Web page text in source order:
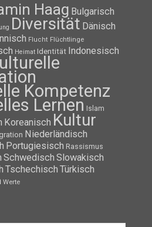
Haag Bulgarisch
Diversität Dänisch
Flucht Flüchtlinge
Heimat Identität Indonesisch
Kompetenz
Lernen Islam
Koreanisch Kultur
Niederländisch
Portugiesisch Rassismus
Schwedisch Slowakisch
Tschechisch Türkisch
Werte